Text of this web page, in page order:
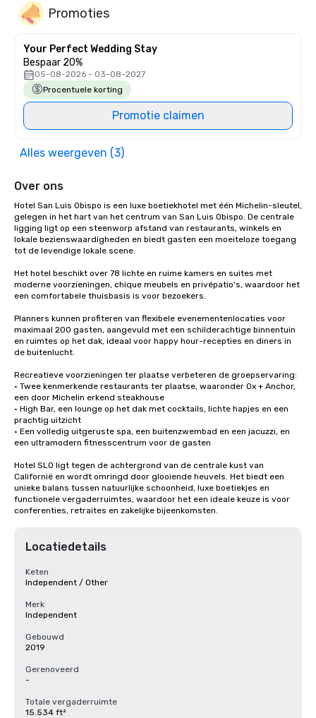
Promoties
Your Perfect Wedding Stay
Bespaar 20%
05-08-2026 - 03-08-2027
Procentuele korting
Promotie claimen
Alles weergeven (3)
Over ons
Hotel San Luis Obispo is een luxe boetiekhotel met één Michelin-sleutel,
gelegen in het hart van het centrum van San Luis Obispo. De centrale
ligging ligt op een steenworp afstand van restaurants, winkels en
lokale bezienswaardigheden en biedt gasten een moeiteloze toegang
tot de levendige lokale scene.
Het hotel beschikt over 78 lichte en ruime kamers en suites met
moderne voorzieningen, chique meubels en privépatio's, waardoor het
een comfortabele thuisbasis is voor bezoekers.
Planners kunnen profiteren van flexibele evenementenlocaties voor
maximaal 200 gasten, aangevuld met een schilderachtige binnentuin
en ruimtes op het dak, ideaal voor happy hour-recepties en diners in
de buitenlucht.
Recreatieve voorzieningen ter plaatse verbeteren de groepservaring:
• Twee kenmerkende restaurants ter plaatse, waaronder Ox + Anchor,
een door Michelin erkend steakhouse
• High Bar, een lounge op het dak met cocktails, lichte hapjes en een
prachtig uitzicht
• Een volledig uitgeruste spa, een buitenzwembad en een jacuzzi, en
een ultramodern fitnesscentrum voor de gasten
Hotel SLO ligt tegen de achtergrond van de centrale kust van
Californië en wordt omringd door glooiende heuvels. Het biedt een
unieke balans tussen natuurlijke schoonheid, luxe boetiekjes en
functionele vergaderruimtes, waardoor het een ideale keuze is voor
conferenties, retraites en zakelijke bijeenkomsten.
Locatiedetails
Keten
Independent / Other
Merk
Independent
Gebouwd
2019
Gerenoveerd
-
Totale vergaderruimte
15.534 ft²